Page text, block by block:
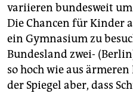
variieren bundesweit
Die Chancen für Kinder
ein Gymnasium zu
Bundesland zwei-
so hoch wie aus
der Spiegel aber, dass